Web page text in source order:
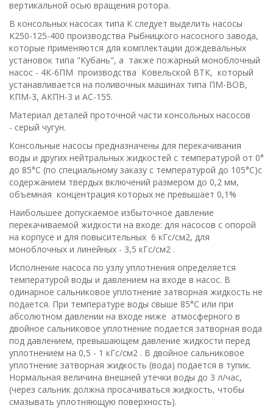
вертикальной осью вращения ротора.
В консольных насосах типа К следует выделить насосы
K250-125-400 производства Рыбницкого насосного завода,
которые применяются для комплектации дождевальных
установок типа "Кубань", а также пожар­ный моноблочный
насос - 4К-6ПМ производства Ковельской ВТК, который
устанавливается на поливочных машинах типа ПМ-ВОВ,
КПМ-3, АКПН-3 и АС-155.
Материал деталей проточной части консольных насосов
- серый чугун.
Консольные насосы предназначены для перекачивания
воды и других нейтральных жидкостей с температурой от 0°
до 85°С (по специальному заказу с температурой до 105°С)с
содержанием твердых включений размером до 0,2 мм,
объемная концентрация которых не превышает 0,1%
Наибольшее допускаемое избыточное давление
перекачиваемой жидкости на входе: для насосов с опорой
на корпусе и для повысительных 6 кГс/cм2, для
моноблочных и линейных - 3,5 кГс/см2 .
Исполнение насоса по узлу уплотнения определяется
температурой воды и давлением на входе в насос. В
одинарное сальниковое уплотнение затворная жидкость не
подается. При температуре воды свыше 85°С или при
абсолютном давлении на входе ниже атмосферного в
двойное сальниковое уплотнение подается затворная вода
под давлением, превышающем давление жидкости перед
уплотнением на 0,5 - 1 кГс/см2 . В двойное сальниковое
уплотнение затворная жидкость (вода) подается в тупик.
Нормальная величина внешней утечки воды до 3 л/час,
(через сальник должна просачиваться жидкость, чтобы
смазывать уплотняющую поверхность).